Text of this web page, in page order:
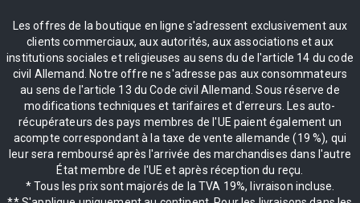
Les offres de la boutique en ligne s'adressent exclusivement aux
clients commerciaux, aux autorités, aux associations et aux
institutions sociales et religieuses au sens du de l'article 14 du code
civil Allemand. Notre offre ne s'adresse pas aux consommateurs
au sens de l'article 13 du Code civil Allemand. Sous réserve de
modifications techniques et tarifaires et d'erreurs. Les auto-
récupérateurs des pays membres de l'UE paient également un
acompte correspondant à la taxe de vente allemande (19 %), qui
leur sera remboursé après l'arrivée des marchandises dans l'autre
État membre de l'UE et après réception du reçu.
* Tous les prix sont majorés de la TVA 19%, livraison incluse.